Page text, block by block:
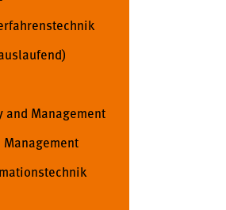
and Management
ausgewählten Einverständnis-Optionen
staticfilecache